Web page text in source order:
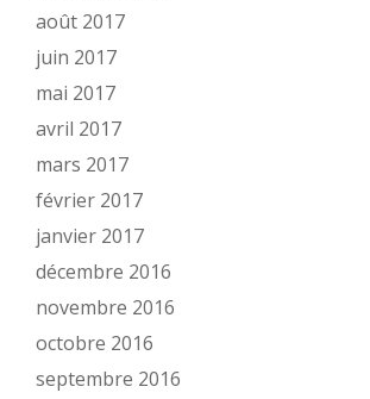
août 2017
juin 2017
mai 2017
avril 2017
mars 2017
février 2017
janvier 2017
décembre 2016
novembre 2016
octobre 2016
septembre 2016